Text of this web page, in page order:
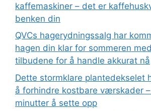
kaffemaskiner – det er
benken din
QVCs hagerydningssalg har
hagen din klar for sommeren
tilbudene for å handle akkurat nå
Dette stormklare plantedekselet
å forhindre kostbare værskader
minutter å sette opp